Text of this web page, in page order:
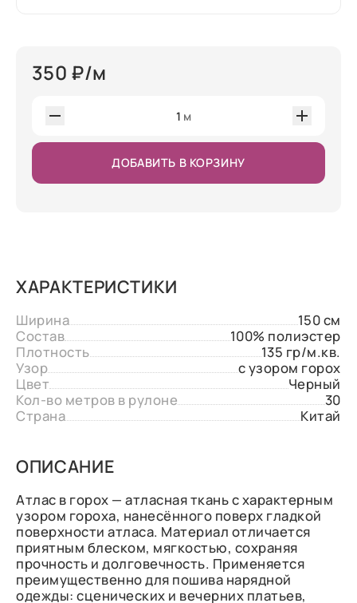
350 ₽/м
1 м
ДОБАВИТЬ В КОРЗИНУ
ХАРАКТЕРИСТИКИ
Ширина
150 см
Состав
100% полиэстер
Плотность
135 гр/м.кв.
Узор
с узором горох
Цвет
Черный
Кол-во метров в рулоне
30
Страна
Китай
ОПИСАНИЕ
Атлас в горох — атласная ткань с характерным
узором гороха, нанесённого поверх гладкой
поверхности атласа. Материал отличается
приятным блеском, мягкостью, сохраняя
прочность и долговечность. Применяется
преимущественно для пошива нарядной
одежды: сценических и вечерних платьев,